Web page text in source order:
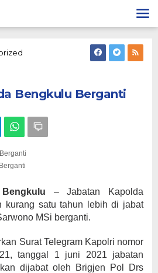
Bengkulu Berganti
– Jabatan Kapolda
kurang satu tahun lebih di jabat
MSi berganti.
Surat Telegram Kapolri nomor
tanggal 1 juni 2021 jabatan
dijabat oleh Brigjen Pol Drs